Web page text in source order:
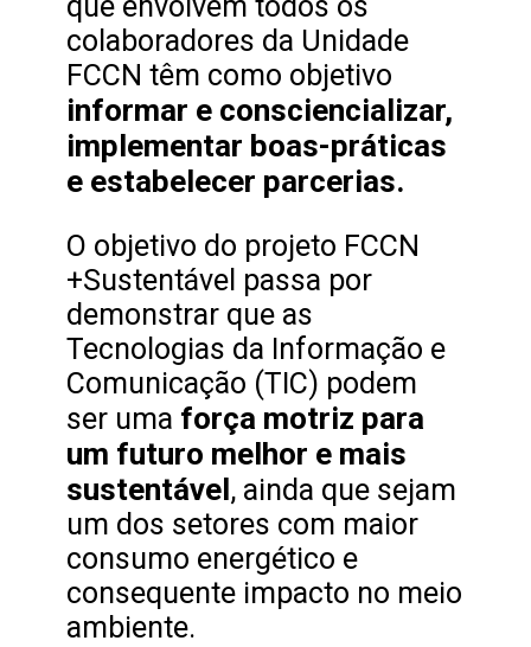
colaboradores da Unidade
FCCN têm como objetivo
informar e consciencializar,
implementar boas-práticas
e estabelecer parcerias.
O objetivo do projeto FCCN
+Sustentável passa por
demonstrar que as
Tecnologias da Informação e
Comunicação (TIC) podem
ser uma força motriz para
um futuro melhor e mais
sustentável, ainda que sejam
um dos setores com maior
consumo energético e
consequente impacto no meio
ambiente.